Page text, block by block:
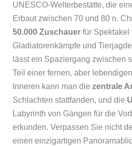
UNESCO-Welterbestätte, die
Erbaut zwischen 70 und 80 n.
50.000 Zuschauerfür Spektakel
Gladiatorenkämpfe und
lässt ein Spaziergang zwischen
Teil einer fernen, aber
Inneren kann man die zentrale
Schlachten stattfanden, und die
Labyrinth von Gängen für die
erkunden. Verpassen Sie nicht
einen einzigartigen